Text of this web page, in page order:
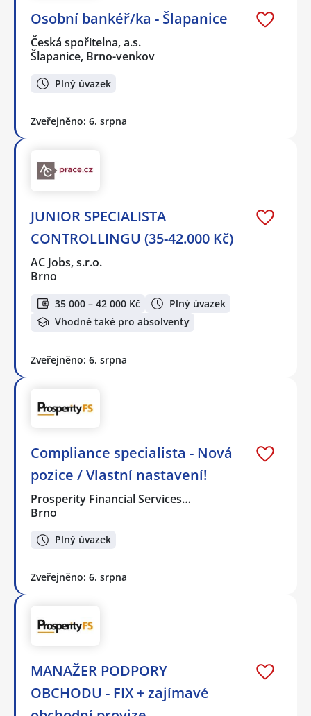
Osobní bankéř/ka - Šlapanice
Česká spořitelna, a.s.
Šlapanice, Brno-venkov
Plný úvazek
Zveřejněno: 6. srpna
JUNIOR SPECIALISTA
CONTROLLINGU (35-42.000 Kč)
AC Jobs, s.r.o.
Brno
35 000 – 42 000 Kč
Plný úvazek
Vhodné také pro absolventy
Zveřejněno: 6. srpna
Compliance specialista - Nová
pozice / Vlastní nastavení!
Prosperity Financial Services…
Brno
Plný úvazek
Zveřejněno: 6. srpna
MANAŽER PODPORY
OBCHODU - FIX + zajímavé